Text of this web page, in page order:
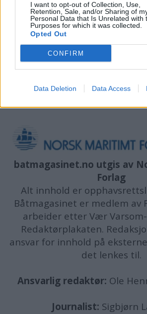
I want to opt-out of Collection, Use,
Retention, Sale, and/or Sharing of
Personal Data that Is Unrelated with
Purposes for which it was collected.
Opted Out
CONFIRM
Data Deletion Data Access
ALLERBM UKATEGORISERT
POLAR
ANNET
batmagasinet.no utgis av
Forlag
Alt innhold er
Båtmagasinet er medlem av
arbeider etter Vær
Redaktørplakaten.
ansvar for innhold på
det lenkes til.
Ansvarlig redaktør: Ole
Journalist: Sigbjørn